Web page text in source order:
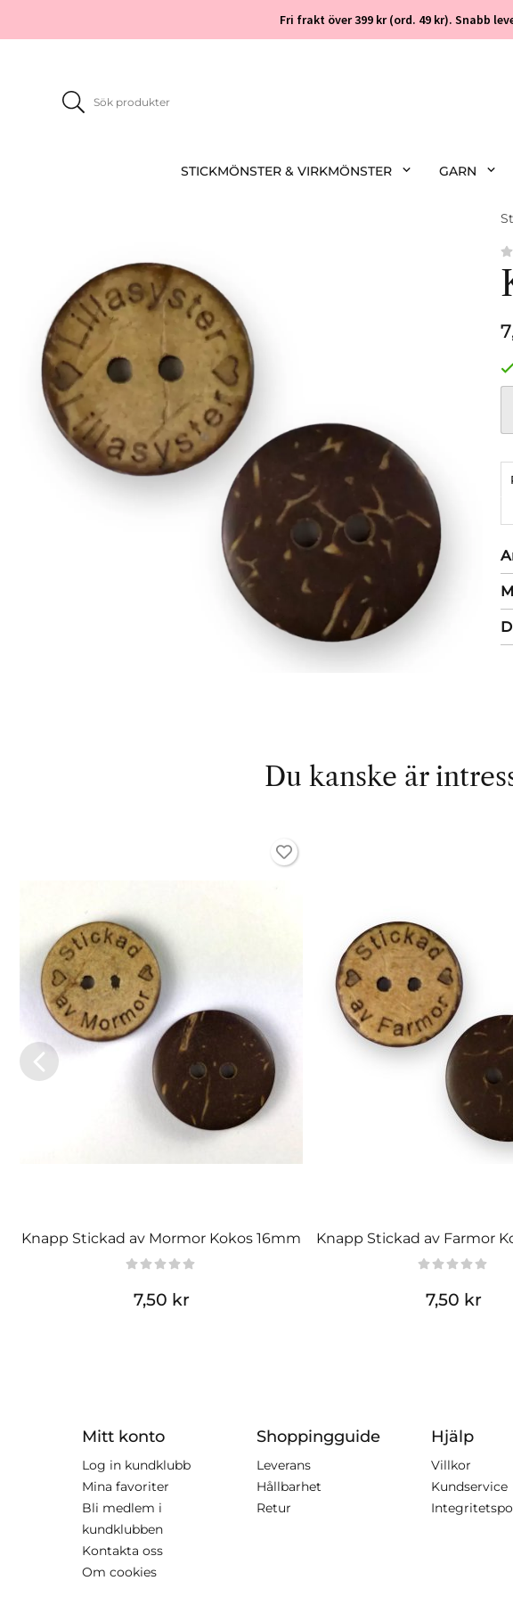
Fri frakt över 399 kr (ord. 49 kr). Snabb
STICKMÖNSTER & VIRKMÖNSTER GARN
Du kanske är
Knapp Stickad av Mormor Kokos 16mm
7,50 kr
Knapp Stickad av Farmor
7,50 kr
Mitt konto
Log in kundklubb
Mina favoriter
Bli medlem i
kundklubben
Kontakta oss
Om cookies
Shoppingguide
Leverans
Hållbarhet
Retur
Hjälp
Villkor
Kundservice